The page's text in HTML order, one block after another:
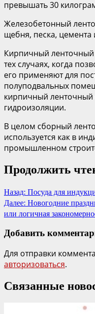
превышать 30
Железобетонный
щебня, песка,
Кирпичный
тех случаях, когда
его применяют для
полуподвальных
кирпичный ленточный
гидроизоляции.
В целом сборный
используется как в
промышленном
Продолжить
Назад: Посуда для
Далее: Новогодние
или логичная
Добавить
Для отправки
авторизоваться.
Связанные